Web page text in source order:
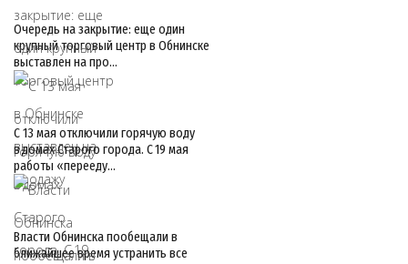
Очередь на закрытие: еще один
крупный торговый центр в Обнинске
выставлен на про…
С 13 мая отключили горячую воду
в домах Старого города. С 19 мая
работы «перееду…
Власти Обнинска пообещали в
ближайшее время устранить все